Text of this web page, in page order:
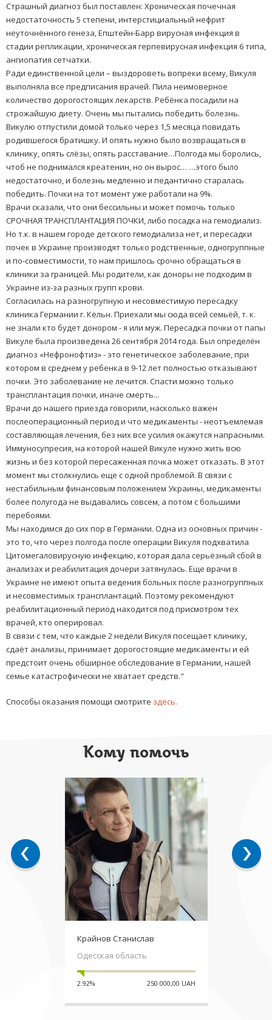
Страшный диагноз был поставлен: Хроническая почечная
недостаточность 5 степени, интерстициальный нефрит
неуточнённого генеза, Епштейн-Барр вирусная инфекция в
стадии репликации, хроническая герпевирусная инфекция 6 типа,
ангиопатия сетчатки.
Ради единственной цели – выздороветь вопреки всему, Викуля
выполняла все предписания врачей. Пила неимоверное
количество дорогостоящих лекарств. Ребёнка посадили на
строжайшую диету. Очень мы пытались победить болезнь.
Викулю отпустили домой только через 1,5 месяца повидать
родившегося братишку. И опять нужно было возвращаться в
клинику, опять слёзы, опять расставание…Полгода мы боролись,
чтоб не поднимался креатенин, но он вырос… …этого было
недостаточно, и болезнь медленно и педантично старалась
победить. Почки на тот момент уже работали на 9%.
Врачи сказали, что они бессильны и может помочь только
СРОЧНАЯ ТРАНСПЛАНТАЦИЯ ПОЧКИ, либо посадка на гемодиализ.
Но т.к. в нашем городе детского гемодиализа нет, и пересадки
почек в Украине производят только родственные, одногруппные
и по-совместимости, то нам пришлось срочно обращаться в
клиники за границей. Мы родители, как доноры не подходим в
Украине из-за разных групп крови.
Согласилась на разногрупную и несовместимую пересадку
клиника Германии г. Кёльн. Приехали мы сюда всей семьёй, т. к.
не знали кто будет донором - я или муж. Пересадка почки от папы
Викуле была произведена 26 сентября 2014 года. Был определён
диагноз «Нефронофтиз» - это генетическое заболевание, при
котором в среднем у ребенка в 9-12 лет полностью отказывают
почки. Это заболевание не лечится. Спасти можно только
трансплантация почки, иначе смерть...
Врачи до нашего приезда говорили, насколько важен
послеоперационный период и что медикаменты - неотъемлемая
составляющая лечения, без них все усилия окажутся напрасными.
Иммуносупресия, на которой нашей Викуле нужно жить всю
жизнь и без которой пересаженная почка может отказать. В этот
момент мы столкнулись еще с одной проблемой. В связи с
нестабильным финансовым положением Украины, медикаменты
более полугода не выдавались совсем, а потом с большими
перебоями.
Мы находимся до сих пор в Германии. Одна из основных причин -
это то, что через полгода после операции Викуля подхватила
Цитомегаловирусную инфекцию, которая дала серьёзный сбой в
анализах и реабилитация дочери затянулась. Еще врачи в
Украине не имеют опыта ведения больных после разногруппных
и несовместимых трансплантаций. Поэтому рекомендуют
реабилитационный период находится под присмотром тех
врачей, кто оперировал.
В связи с тем, что каждые 2 недели Викуля посещает клинику,
сдаёт анализы, принимает дорогостоящие медикаменты и ей
предстоит очень обширное обследование в Германии, нашей
семье катастрофически не хватает средств."
Способы оказания помощи смотрите здесь.
Кому помочь
Крайнов Станислав
Одесская область
2.92% 250 000,00 UAH